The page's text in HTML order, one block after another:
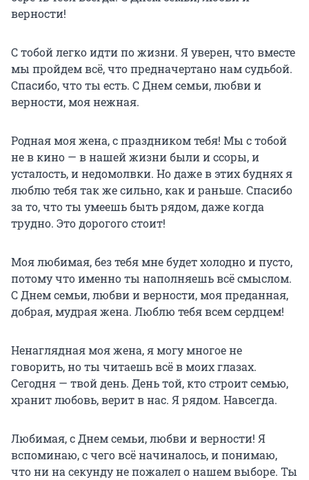
верности!
С тобой легко идти по жизни. Я уверен, что вместе
мы пройдем всё, что предначертано нам судьбой.
Спасибо, что ты есть. С Днем семьи, любви и
верности, моя нежная.
Родная моя жена, с праздником тебя! Мы с тобой
не в кино — в нашей жизни были и ссоры, и
усталость, и недомолвки. Но даже в этих буднях я
люблю тебя так же сильно, как и раньше. Спасибо
за то, что ты умеешь быть рядом, даже когда
трудно. Это дорогого стоит!
Моя любимая, без тебя мне будет холодно и пусто,
потому что именно ты наполняешь всё смыслом.
С Днем семьи, любви и верности, моя преданная,
добрая, мудрая жена. Люблю тебя всем сердцем!
Ненаглядная моя жена, я могу многое не
говорить, но ты читаешь всё в моих глазах.
Сегодня — твой день. День той, кто строит семью,
хранит любовь, верит в нас. Я рядом. Навсегда.
Любимая, с Днем семьи, любви и верности! Я
вспоминаю, с чего всё начиналось, и понимаю,
что ни на секунду не пожалел о нашем выборе. Ты